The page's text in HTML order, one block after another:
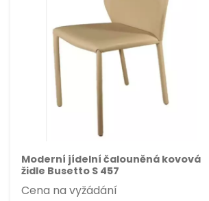
Moderní jídelní čalouněná kovová
židle Busetto S 457
Cena na vyžádání